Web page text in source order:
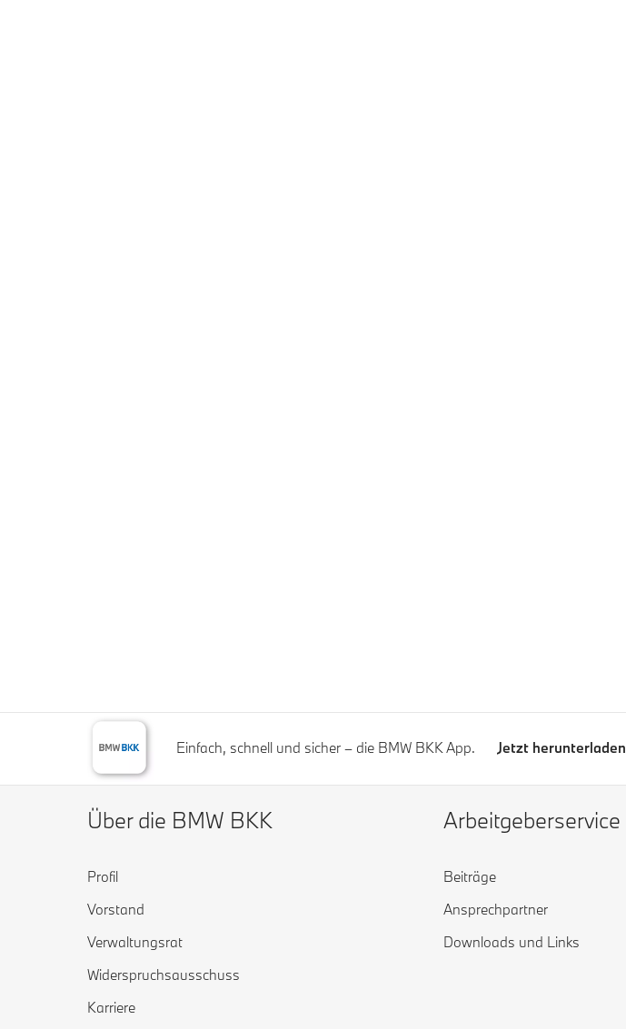
Einfach, schnell und sicher – die BMW BKK App. Jetzt herunterladen
Über die BMW BKK
Profil
Vorstand
Verwaltungsrat
Widerspruchsausschuss
Karriere
Arbeitgeberservice
Beiträge
Ansprechpartner
Downloads und Links